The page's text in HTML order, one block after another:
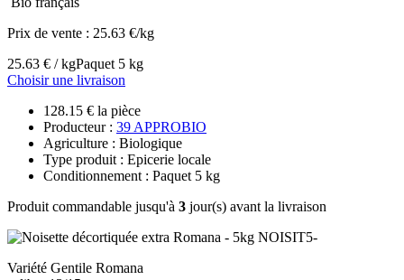
Prix de vente : 25.63 €/kg
25.63 € / kgPaquet 5 kg
Choisir une livraison
128.15 € la pièce
Producteur : 39 APPROBIO
Agriculture : Biologique
Type produit : Epicerie locale
Conditionnement : Paquet 5 kg
Produit commandable jusqu'à 3 jour(s) avant la livraison
Variété Gentile Romana